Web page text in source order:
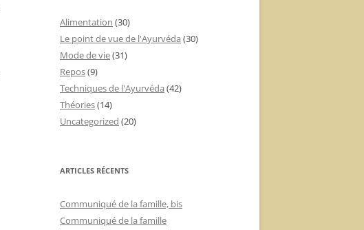
Alimentation (30)
Le point de vue de l'Ayurvéda (30)
Mode de vie(31)
Repos(9)
Techniques de l'Ayurvéda (42)
Théories(14)
Uncategorized (20)
ARTICLES RÉCENTS
Communiqué de la famille, bis
Communiqué de la famille